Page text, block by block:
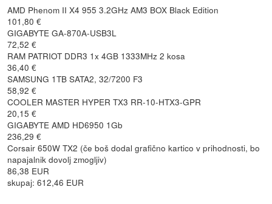
AMD Phenom II X4 955 3.2GHz AM3 BOX Black Edition
101,80 €
GIGABYTE GA-870A-USB3L
72,52 €
RAM PATRIOT DDR3 1x 4GB 1333MHz 2 kosa
36,40 €
SAMSUNG 1TB SATA2, 32/7200 F3
58,92 €
COOLER MASTER HYPER TX3 RR-10-HTX3-GPR
20,15 €
GIGABYTE AMD HD6950 1Gb
236,29 €
Corsair 650W TX2 (če boš dodal grafično kartico v prihodnosti, bo
napajalnik dovolj zmogljiv)
86,38 EUR
skupaj: 612,46 EUR